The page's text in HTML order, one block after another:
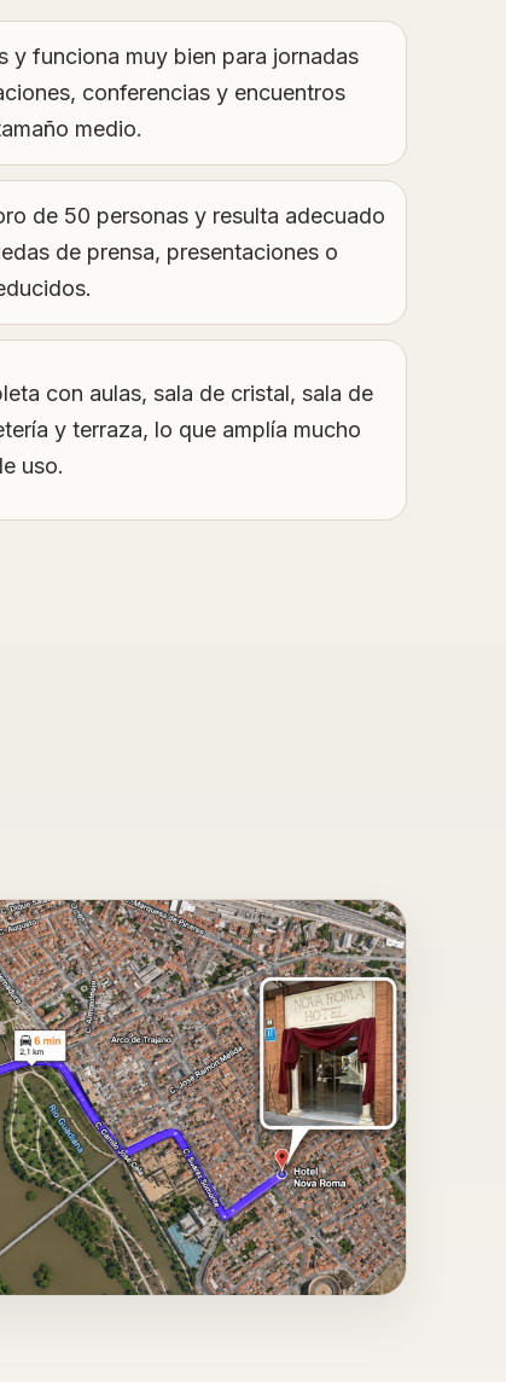
y funciona muy bien para jornadas
conferencias y encuentros
medio.
de 50 personas y resulta adecuado
de prensa, presentaciones o
con aulas, sala de cristal, sala de
y terraza, lo que amplía mucho
uso.